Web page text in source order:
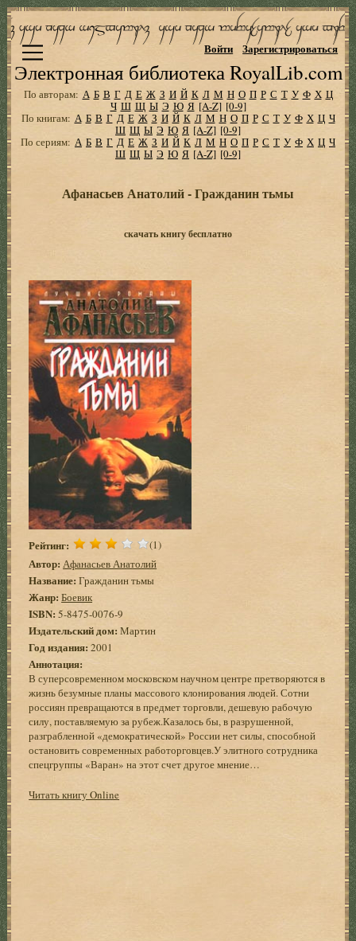
Электронная библиотека RoyalLib.com
Войти Зарегистрироваться
По авторам: А Б В Г Д Е Ж З И Й К Л М Н О П Р С Т У Ф Х Ц
Ч Ш Щ Ы Э Ю Я [A-Z] [0-9]
По книгам: А Б В Г Д Е Ж З И Й К Л М Н О П Р С Т У Ф Х Ц Ч
Ш Щ Ы Э Ю Я [A-Z] [0-9]
По сериям: А Б В Г Д Е Ж З И Й К Л М Н О П Р С Т У Ф Х Ц Ч
Ш Щ Ы Э Ю Я [A-Z] [0-9]
Афанасьев Анатолий - Гражданин тьмы
скачать книгу бесплатно
Рейтинг: (1)
Автор: Афанасьев Анатолий
Название: Гражданин тьмы
Жанр: Боевик
ISBN:5-8475-0076-9
Издательский дом:Мартин
Год издания: 2001
Аннотация:
В суперсовременном московском научном центре претворяются в
жизнь безумные планы массового клонирования людей. Сотни
россиян превращаются в предмет торговли, дешевую рабочую
силу, поставляемую за рубеж.Казалось бы, в разрушенной,
разграбленной «демократической» России нет силы, способной
остановить современных работорговцев.У элитного сотрудника
спецгруппы «Варан» на этот счет другое мнение…
Читать книгу Online